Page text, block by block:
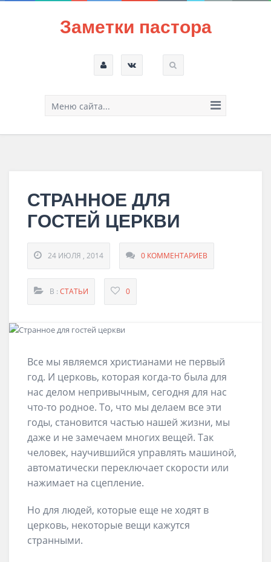
Заметки пастора
Меню сайта...
СТРАННОЕ ДЛЯ
ГОСТЕЙ ЦЕРКВИ
24 ИЮЛЯ , 2014 0 КОММЕНТАРИЕВ
В : СТАТЬИ 0
Все мы являемся христианами не первый
год. И церковь, которая когда-то была для
нас делом непривычным, сегодня для нас
что-то родное. То, что мы делаем все эти
годы, становится частью нашей жизни, мы
даже и не замечаем многих вещей. Так
человек, научившийся управлять машиной,
автоматически переключает скорости или
нажимает на сцепление.
Но для людей, которые еще не ходят в
церковь, некоторые вещи кажутся
странными.